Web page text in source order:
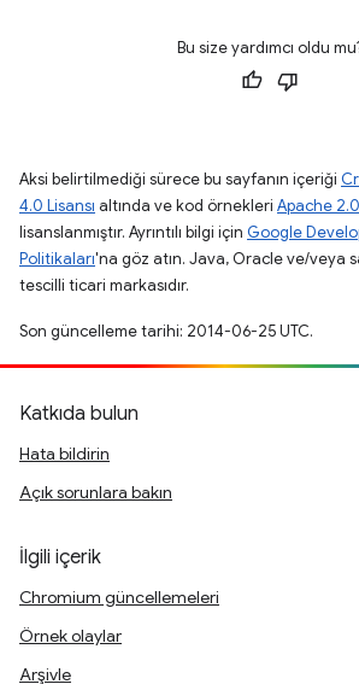
Bu size yardımcı oldu
Aksi belirtilmediği sürece bu sayfanın içeriği
4.0 Lisansı altında ve kod örnekleri Apache 2.0
lisanslanmıştır. Ayrıntılı bilgi için Google
Politikaları'na göz atın. Java, Oracle ve/veya
tescilli ticari markasıdır.
Son güncelleme tarihi: 2014-06-25 UTC.
Katkıda bulun
Hata bildirin
Açık sorunlara bakın
İlgili içerik
Chromium güncellemeleri
Örnek olaylar
Arşivle